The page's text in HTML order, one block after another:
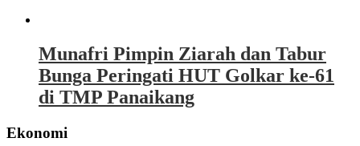
Munafri Pimpin Ziarah dan Tabur
Bunga Peringati HUT Golkar ke-61
di TMP Panaikang
Ekonomi